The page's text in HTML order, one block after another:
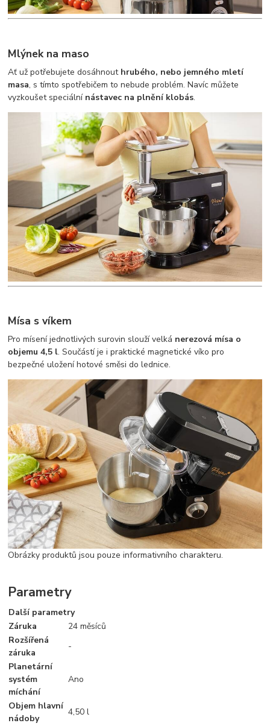
Mlýnek na maso
Ať už potřebujete dosáhnout hrubého, nebo jemného mletí
masa, s tímto spotřebičem to nebude problém. Navíc můžete
vyzkoušet speciální nástavec na plnění klobás.
Mísa s víkem
Pro mísení jednotlivých surovin slouží velká nerezová mísa o
objemu 4,5 l. Součástí je i praktické magnetické víko pro
bezpečné uložení hotové směsi do lednice.
Obrázky produktů jsou pouze informativního charakteru.
Parametry
Další parametry
Záruka
24 měsíců
Rozšířená
záruka
-
Planetární
systém
míchání
Ano
Objem hlavní
nádoby
4,50 l